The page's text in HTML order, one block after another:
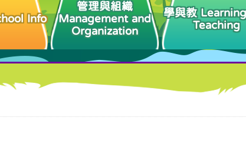
Info
管理與組織
Management and
Organization
學與教
Teaching